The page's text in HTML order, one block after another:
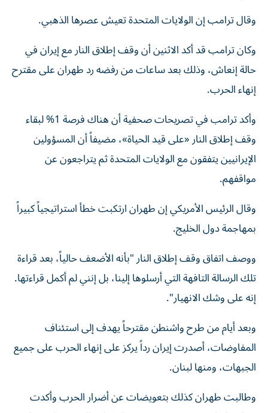
وقال ترامب إن الولايات المتحدة تعيش عصرها الذهبي.
وكان ترامب قد أكد الاثنين أن وقف إطلاق النار مع إيران في
حالة إنعاش، وذلك بعد ساعات من رفضه رد طهران على مقترح
إنهاء الحرب.
وأكد ترامب في تصريحات صحفية أن هناك فرصة 1% لبقاء
وقف إطلاق النار «على قيد الحياة»، مضيفاً أن المسؤولين
الإيرانيين يتفقون مع الولايات المتحدة ثم يتراجعون عن
مواقفهم.
وقال الرئيس الأمريكي إن طهران ارتكبت خطأ استراتيجياً كبيراً
بمهاجمة دول الخليج.
ووصف اتفاق وقف إطلاق النار "بأنه الأضعف حالياً، بعد قراءة
تلك الرسالة التافهة التي أرسلوها إلينا، بل إنني لم أكمل قراءتها.
إنه على ​وشك الانهيار".
وبعد أيام من طرح واشنطن ‌مقترحاً يهدف إلى استئناف
المفاوضات، أصدرت إيران رداً يركز على إنهاء الحرب ⁠على جميع
الجبهات، ومنها لبنان.
وطالبت ‌طهران كذلك بتعويضات عن أضرار ‌الحرب وأكدت